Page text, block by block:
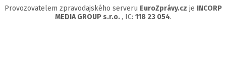
Provozovatelem zpravodajského serveru EuroZprávy.cz je INCORP
MEDIA GROUP s.r.o. , IC: 118 23 054.